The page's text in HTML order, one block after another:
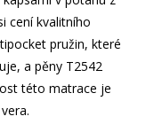
cení kvalitního
pružin, které
a pěny T2542
této matrace je